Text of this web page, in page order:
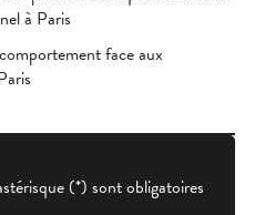
à Paris
face aux
(*) sont obligatoires